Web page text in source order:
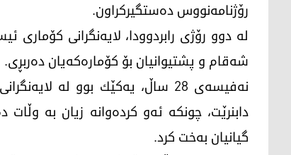
رۆژنامه‌نووس ده‌ستگیركراون.
له‌ دوو رۆژی رابردوودا، لایه‌نگرانی
شه‌قام و پشتیوانیان بۆ كۆماره‌كه‌یان ده‌ربڕی.
نه‌فیسه‌ی 28 ساڵ، یه‌كێك بوو له‌
دابنرێت، چونكه‌ ئه‌و كرده‌وانه‌ زیان به‌
گیانیان به‌خت كرد.